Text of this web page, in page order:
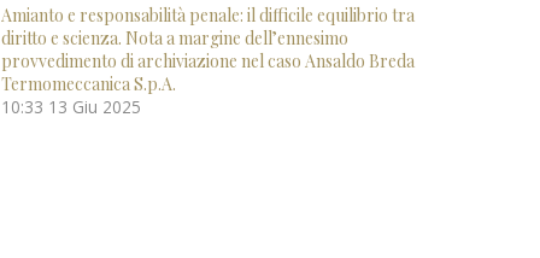
Amianto e responsabilità penale: il difficile equilibrio tra
diritto e scienza. Nota a margine dell’ennesimo
provvedimento di archiviazione nel caso Ansaldo Breda
Termomeccanica S.p.A.
10:33 13 Giu 2025